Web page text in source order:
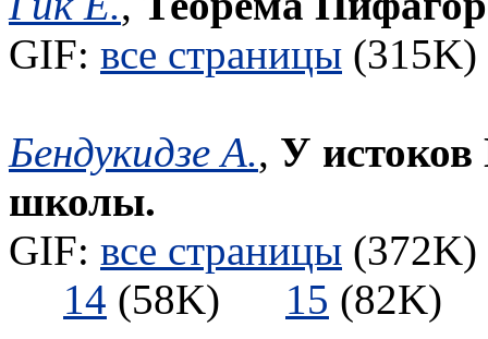
GIF: все страницы
Бендукидзе А., У истоков
школы.
GIF: все страницы
14 (58K) 15